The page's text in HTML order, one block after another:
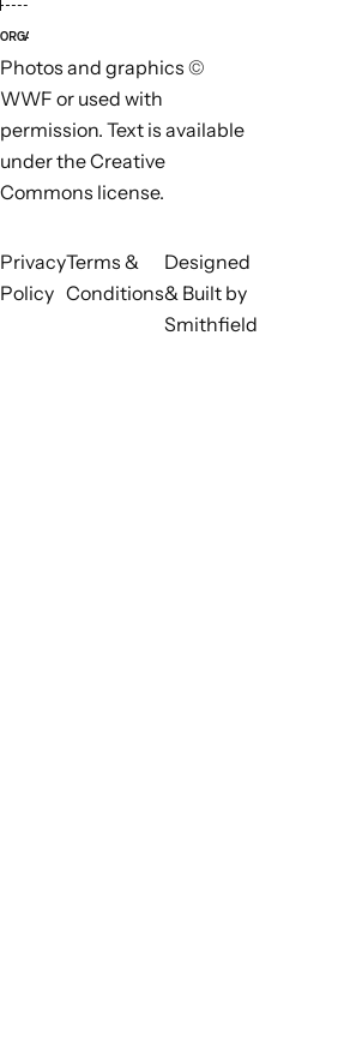
ORGANISATIONS RESPONSABLES
Photos and graphics ©
WWF or used with
permission. Text is available
under the Creative
Commons license.
Privacy
Policy
Terms &
Conditions
Designed
& Built by
Smithfield